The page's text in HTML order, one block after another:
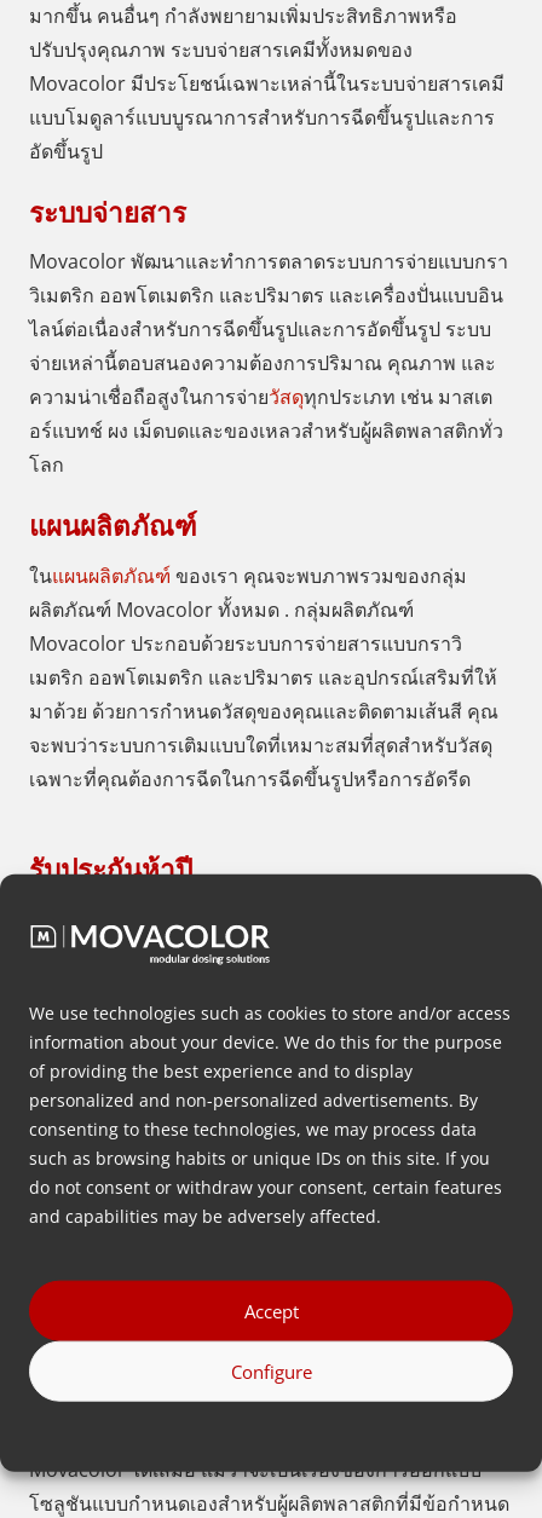
We use technologies such as cookies to store and/or access
information about your device. We do this for the purpose
of providing the best experience and to display
personalized and non-personalized advertisements. By
consenting to these technologies, we may process data
such as browsing habits or unique IDs on this site. If you
do not consent or withdraw your consent, certain features
and capabilities may be adversely affected.
Accept
Configure
มากขึ้น คนอื่นๆ กำลังพยายามเพิ่มประสิทธิภาพหรือ
ปรับปรุงคุณภาพ ระบบจ่ายสารเคมีทั้งหมดของ
Movacolor มีประโยชน์เฉพาะเหล่านี้ในระบบจ่ายสารเคมี
แบบโมดูลาร์แบบบูรณาการสำหรับการฉีดขึ้นรูปและการ
อัดขึ้นรูป
ระบบจ่ายสาร
Movacolor พัฒนาและทำการตลาดระบบการจ่ายแบบกรา
วิเมตริก ออพโตเมตริก และปริมาตร และเครื่องปั่นแบบอิน
ไลน์ต่อเนื่องสำหรับการฉีดขึ้นรูปและการอัดขึ้นรูป ระบบ
จ่ายเหล่านี้ตอบสนองความต้องการปริมาณ คุณภาพ และ
ความน่าเชื่อถือสูงในการจ่ายวัสดุทุกประเภท เช่น มาสเต
อร์แบทช์ ผง เม็ดบดและของเหลวสำหรับผู้ผลิตพลาสติกทั่ว
โลก
แผนผลิตภัณฑ์
ในแผนผลิตภัณฑ์ ของเรา คุณจะพบภาพรวมของกลุ่ม
ผลิตภัณฑ์ Movacolor ทั้งหมด . กลุ่มผลิตภัณฑ์
Movacolor ประกอบด้วยระบบการจ่ายสารแบบกราวิ
เมตริก ออพโตเมตริก และปริมาตร และอุปกรณ์เสริมที่ให้
มาด้วย ด้วยการกำหนดวัสดุของคุณและติดตามเส้นสี คุณ
จะพบว่าระบบการเติมแบบใดที่เหมาะสมที่สุดสำหรับวัสดุ
เฉพาะที่คุณต้องการฉีดในการฉีดขึ้นรูปหรือการอัดรีด
รับประกันห้าปี
พวกเราในฐานะ Movacolor ภูมิใจในระบบการจ่ายสารแบ
บกราวิเมตริก ออพโตเมตริก และปริมาตรที่ทนทาน
ผลิตพลาสติกทั้งหมด ทั่วโลกในแต่ละวัน นั่นคือเหตุผลว่า
ทำไมเราจึงเสนอมาตรฐานการรับประกันห้าปีสำหรับชิ้น
ส่วนไม่สึกหรอของระบบจ่ายสารเคมีของ Movacolor
ทั้งหมดให้กับผู้ผลิตพลาสติกทั่วโลก
เครือข่ายการจัดจำหน่ายทั่วโลก
Movacolor มีเครือข่ายทั่วโลกผู้จัดจำหน่าย
และการอัดขึ้นรูป ผู้จัดจำหน่ายแต่ละรายมีความเชี่ยวชาญ
ในการใช้งานระบบจ่ายสาร Movacolor และข้อกำหนดใน
การจ่ายสารของผู้ผลิตพลาสติก ไม่ว่าพวกเขาจะใช้มาสเต
อร์แบทช์ ผง การบดซ้ำ หรือของเหลว ผู้จัดจำหน่ายของเรา
Movacolor ได้เสมอ แม้ว่าจะเป็นเรื่องของการออกแบบ
โซลูชันแบบกำหนดเองสำหรับผู้ผลิตพลาสติกที่มีข้อกำหนด